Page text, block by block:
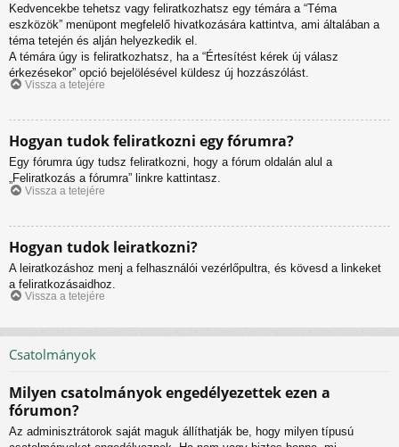
Kedvencekbe tehetsz vagy feliratkozhatsz egy témára a “Téma
eszközök” menüpont megfelelő hivatkozására kattintva, ami általában a
téma tetején és alján helyezkedik el.
A témára úgy is feliratkozhatsz, ha a “Értesítést kérek új válasz
érkezésekor” opció bejelölésével küldesz új hozzászólást.
Vissza a tetejére
Hogyan tudok feliratkozni egy fórumra?
Egy fórumra úgy tudsz feliratkozni, hogy a fórum oldalán alul a
„Feliratkozás a fórumra” linkre kattintasz.
Vissza a tetejére
Hogyan tudok leiratkozni?
A leiratkozáshoz menj a felhasználói vezérlőpultra, és kövesd a linkeket
a feliratkozásaidhoz.
Vissza a tetejére
Csatolmányok
Milyen csatolmányok engedélyezettek ezen a
fórumon?
Az adminisztrátorok saját maguk állíthatják be, hogy milyen típusú